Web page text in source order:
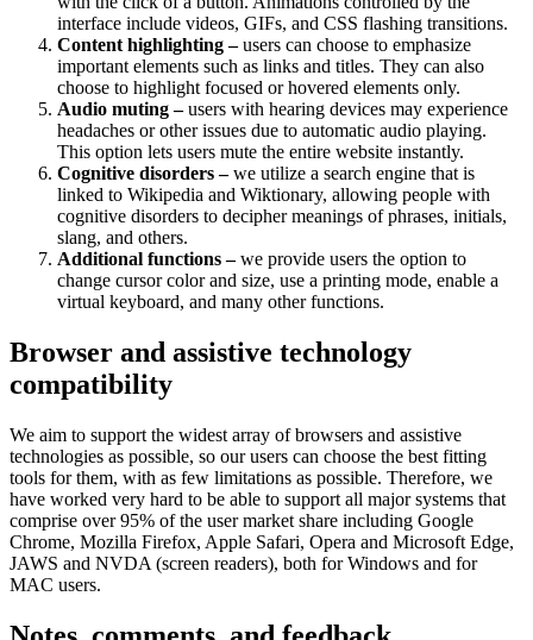
interface include videos, GIFs, and CSS flashing transitions.
Content highlighting –users can choose to emphasize
important elements such as links and titles. They can also
choose to highlight focused or hovered elements only.
Audio muting –users with hearing devices may experience
headaches or other issues due to automatic audio playing.
This option lets users mute the entire website instantly.
Cognitive disorders –we utilize a search engine that is
linked to Wikipedia and Wiktionary, allowing people with
cognitive disorders to decipher meanings of phrases, initials,
slang, and others.
Additional functions –we provide users the option to
change cursor color and size, use a printing mode, enable a
virtual keyboard, and many other functions.
Browser and assistive technology
compatibility
We aim to support the widest array of browsers and assistive
technologies as possible, so our users can choose the best fitting
tools for them, with as few limitations as possible. Therefore, we
have worked very hard to be able to support all major systems that
comprise over 95% of the user market share including Google
Chrome, Mozilla Firefox, Apple Safari, Opera and Microsoft Edge,
JAWS and NVDA (screen readers), both for Windows and for
MAC users.